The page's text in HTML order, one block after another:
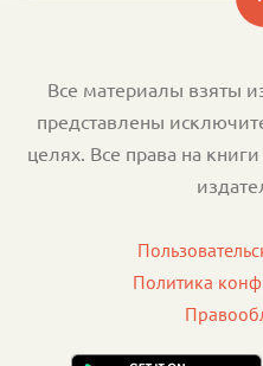
Все материалы взяты
представлены
целях. Все права на
Политика